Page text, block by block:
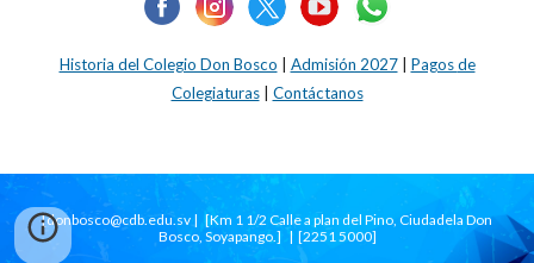
Historia del Colegio Don Bosco Admisión 2027 Pagosde
Colegiaturas
Contáctanos
[donbosco@cdb.edu.sv | [Km 1 1/2 Calle a plan del Pino, Ciudadela Don
Bosco, Soyapango.] | [2251 5000]